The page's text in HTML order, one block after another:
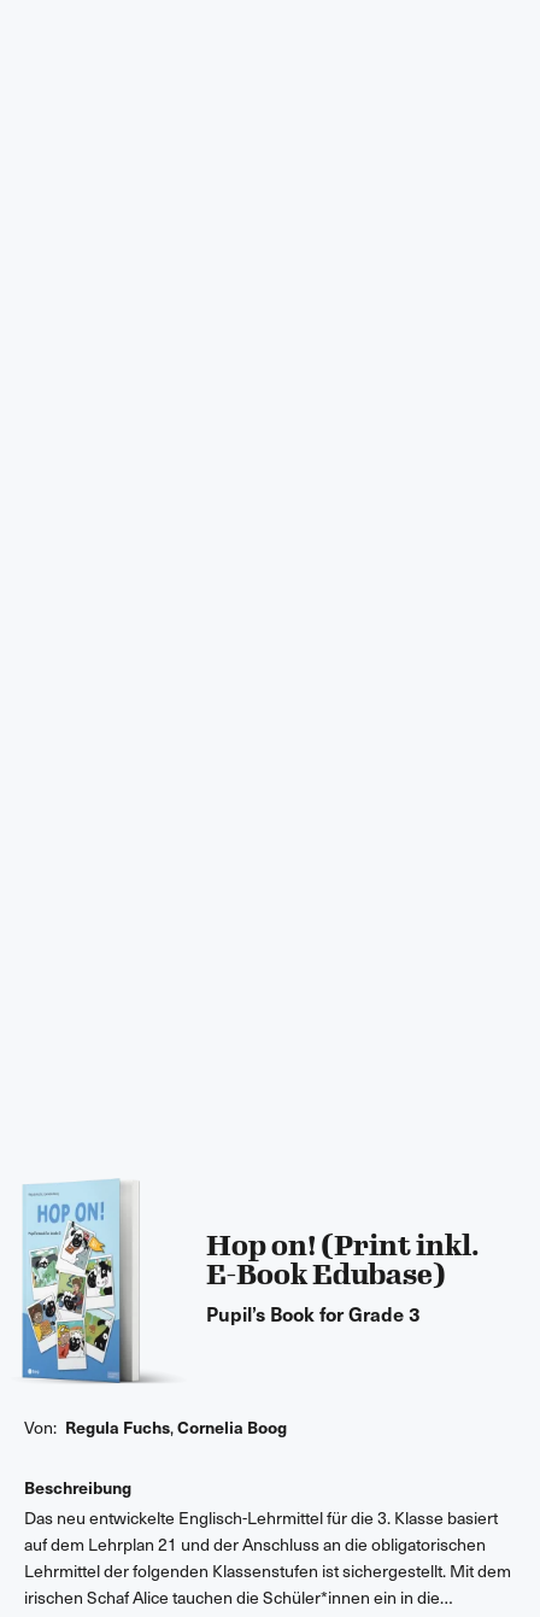
Hop on! (Print inkl.
E-Book Edubase)
Pupil’s Book for Grade 3
Von: Regula Fuchs,Cornelia Boog
Beschreibung
Das neu entwickelte Englisch-Lehrmittel für die 3. Klasse basiert
auf dem Lehrplan 21 und der Anschluss an die obligatorischen
Lehrmittel der folgenden Klassenstufen ist sichergestellt. Mit dem
irischen Schaf Alice tauchen die Schüler*innen ein in die